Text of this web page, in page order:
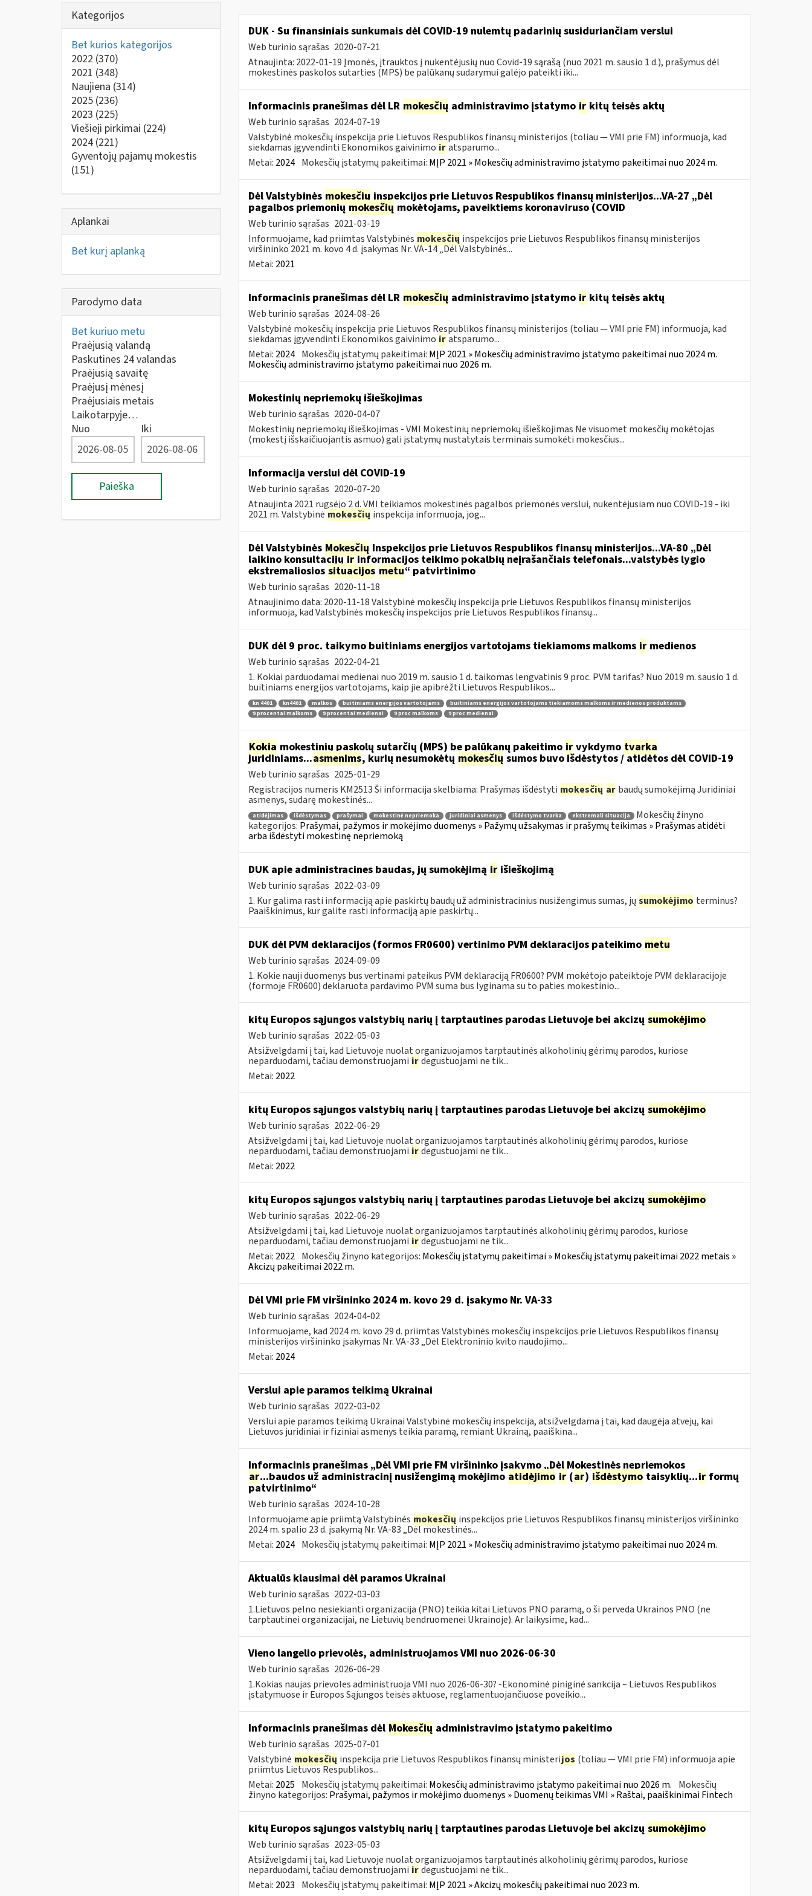
Kategorijos
Bet kurios kategorijos
2022 (370)
2021 (348)
Naujiena (314)
2025 (236)
2023 (225)
Viešieji pirkimai (224)
2024 (221)
Gyventojų pajamų mokestis
(151)
Aplankai
Bet kurį aplanką
Parodymo data
Bet kuriuo metu
Praėjusią valandą
Paskutines 24 valandas
Praėjusią savaitę
Praėjusį mėnesį
Praėjusiais metais
Laikotarpyje…
Nuo
Iki
Paieška
DUK - Su finansiniais sunkumais dėl COVID-19 nulemtų padarinių susiduriančiam verslui
Web turinio sąrašas 2020-07-21
Atnaujinta: 2022-01-19 Įmonės, įtrauktos į nukentėjusių nuo Covid-19 sąrašą (nuo 2021 m. sausio 1 d.), prašymus dėl
mokestinės paskolos sutarties (MPS) be palūkanų sudarymui galėjo pateikti iki...
Informacinis pranešimas dėl LR mokesčių administravimo įstatymo irkitų teisės aktų
Web turinio sąrašas 2024-07-19
Valstybinė mokesčių inspekcija prie Lietuvos Respublikos finansų ministerijos (toliau — VMI prie FM) informuoja, kad
siekdamas įgyvendinti Ekonomikos gaivinimo ir atsparumo...
Metai: 2024 Mokesčių įstatymų pakeitimai: MĮP 2021 » Mokesčių administravimo įstatymo pakeitimai nuo 2024 m.
Dėl Valstybinės mokesčiųinspekcijos prie Lietuvos Respublikos finansų ministerijos...VA-27 „Dėl
pagalbos priemoniųmokesčių mokėtojams, paveiktiems koronaviruso (COVID
Web turinio sąrašas 2021-03-19
Informuojame, kad priimtas Valstybinės mokesčių inspekcijos prie Lietuvos Respublikos finansų ministerijos
viršininko 2021 m. kovo 4 d. įsakymas Nr. VA-14 „Dėl Valstybinės...
Metai: 2021
Informacinis pranešimas dėl LR mokesčių administravimo įstatymo irkitų teisės aktų
Web turinio sąrašas 2024-08-26
Valstybinė mokesčių inspekcija prie Lietuvos Respublikos finansų ministerijos (toliau — VMI prie FM) informuoja, kad
siekdamas įgyvendinti Ekonomikos gaivinimo ir atsparumo...
Metai: 2024 Mokesčių įstatymų pakeitimai: MĮP 2021 » Mokesčių administravimo įstatymo pakeitimai nuo 2024 m.
Mokesčių administravimo įstatymo pakeitimai nuo 2026 m.
Mokestinių nepriemokų išieškojimas
Web turinio sąrašas 2020-04-07
Mokestinių nepriemokų išieškojimas - VMI Mokestinių nepriemokų išieškojimas Ne visuomet mokesčių mokėtojas
(mokestį išskaičiuojantis asmuo) gali įstatymų nustatytais terminais sumokėti mokesčius...
Informacija verslui dėl COVID-19
Web turinio sąrašas 2020-07-20
Atnaujinta 2021 rugsėjo 2 d. VMI teikiamos mokestinės pagalbos priemonės verslui, nukentėjusiam nuo COVID-19 - iki
2021 m. Valstybinė mokesčių inspekcija informuoja, jog...
Dėl Valstybinės Mokesčių Inspekcijos prie Lietuvos Respublikos finansų ministerijos...VA-80 „Dėl
laikino konsultacijųirinformacijos teikimo pokalbių neįrašančiais telefonais...valstybės lygio
ekstremaliosios situacijos metu“ patvirtinimo
Web turinio sąrašas 2020-11-18
Atnaujinimo data: 2020-11-18 Valstybinė mokesčių inspekcija prie Lietuvos Respublikos finansų ministerijos
informuoja, kad Valstybinės mokesčių inspekcijos prie Lietuvos Respublikos finansų...
DUK dėl 9 proc. taikymo buitiniams energijos vartotojams tiekiamoms malkoms irmedienos
Web turinio sąrašas 2022-04-21
1. Kokiai parduodamai medienai nuo 2019 m. sausio 1 d. taikomas lengvatinis 9 proc. PVM tarifas? Nuo 2019 m. sausio 1 d.
buitiniams energijos vartotojams, kaip jie apibrėžti Lietuvos Respublikos...
kn 4401 kn4401 malkos buitiniams energijos vartotojams
buitiniams energijos vartotojams tiekiamoms malkoms ir medienos produktams
9 procentai malkoms
9 procentai medienai 9 proc malkoms 9 proc medienai
Kokia mokestinių paskolų sutarčių (MPS) be palūkanų pakeitimo irvykdymo tvarka
juridiniams...asmenims, kurių nesumokėtų mokesčių sumos buvo išdėstytos / atidėtos dėl COVID-19
Web turinio sąrašas 2025-01-29
Registracijos numeris KM2513 Ši informacija skelbiama: Prašymas išdėstyti mokesčių ar baudų sumokėjimą Juridiniai
asmenys, sudarę mokestinės...
atidėjimas išdėstymas prašymai mokestinė nepriemoka juridiniai asmenys išdėstymo tvarka ekstremali situacija
Mokesčių žinyno
kategorijos: Prašymai, pažymos ir mokėjimo duomenys » Pažymų užsakymas ir prašymų teikimas » Prašymas atidėti
arba išdėstyti mokestinę nepriemoką
DUK apie administracines baudas, jų sumokėjimą irišieškojimą
Web turinio sąrašas 2022-03-09
1. Kur galima rasti informaciją apie paskirtų baudų už administracinius nusižengimus sumas, jų sumokėjimo terminus?
Paaiškinimus, kur galite rasti informaciją apie paskirtų...
DUK dėl PVM deklaracijos (formos FR0600) vertinimo PVM deklaracijos pateikimo metu
Web turinio sąrašas 2024-09-09
1. Kokie nauji duomenys bus vertinami pateikus PVM deklaraciją FR0600? PVM mokėtojo pateiktoje PVM deklaracijoje
(formoje FR0600) deklaruota pardavimo PVM suma bus lyginama su to paties mokestinio...
kitų Europos sąjungos valstybių narių į tarptautines parodas Lietuvoje bei akcizų sumokėjimo
Web turinio sąrašas 2022-05-03
Atsižvelgdami į tai, kad Lietuvoje nuolat organizuojamos tarptautinės alkoholinių gėrimų parodos, kuriose
neparduodami, tačiau demonstruojami ir degustuojami ne tik...
Metai: 2022
kitų Europos sąjungos valstybių narių į tarptautines parodas Lietuvoje bei akcizų sumokėjimo
Web turinio sąrašas 2022-06-29
Atsižvelgdami į tai, kad Lietuvoje nuolat organizuojamos tarptautinės alkoholinių gėrimų parodos, kuriose
neparduodami, tačiau demonstruojami ir degustuojami ne tik...
Metai: 2022
kitų Europos sąjungos valstybių narių į tarptautines parodas Lietuvoje bei akcizų sumokėjimo
Web turinio sąrašas 2022-06-29
Atsižvelgdami į tai, kad Lietuvoje nuolat organizuojamos tarptautinės alkoholinių gėrimų parodos, kuriose
neparduodami, tačiau demonstruojami ir degustuojami ne tik...
Metai: 2022 Mokesčių žinyno kategorijos: Mokesčių įstatymų pakeitimai » Mokesčių įstatymų pakeitimai 2022 metais »
Akcizų pakeitimai 2022 m.
Dėl VMI prie FM viršininko 2024 m. kovo 29 d. įsakymo Nr. VA-33
Web turinio sąrašas 2024-04-02
Informuojame, kad 2024 m. kovo 29 d. priimtas Valstybinės mokesčių inspekcijos prie Lietuvos Respublikos finansų
ministerijos viršininko įsakymas Nr. VA-33 „Dėl Elektroninio kvito naudojimo...
Metai: 2024
Verslui apie paramos teikimą Ukrainai
Web turinio sąrašas 2022-03-02
Verslui apie paramos teikimą Ukrainai Valstybinė mokesčių inspekcija, atsižvelgdama į tai, kad daugėja atvejų, kai
Lietuvos juridiniai ir fiziniai asmenys teikia paramą, remiant Ukrainą, paaiškina...
Informacinis pranešimas „Dėl VMI prie FM viršininko įsakymo „Dėl Mokestinės nepriemokos
ar...baudos už administracinį nusižengimą mokėjimo atidėjimo ir(ar) išdėstymo taisyklių...irformų
patvirtinimo“
Web turinio sąrašas 2024-10-28
Informuojame apie priimtą Valstybinės mokesčių inspekcijos prie Lietuvos Respublikos finansų ministerijos viršininko
2024 m. spalio 23 d. įsakymą Nr. VA-83 „Dėl mokestinės...
Metai: 2024 Mokesčių įstatymų pakeitimai: MĮP 2021 » Mokesčių administravimo įstatymo pakeitimai nuo 2024 m.
Aktualūs klausimai dėl paramos Ukrainai
Web turinio sąrašas 2022-03-03
1.Lietuvos pelno nesiekianti organizacija (PNO) teikia kitai Lietuvos PNO paramą, o ši perveda Ukrainos PNO (ne
tarptautinei organizacijai, ne Lietuvių bendruomenei Ukrainoje). Ar laikysime, kad...
Vieno langelio prievolės, administruojamos VMI nuo 2026-06-30
Web turinio sąrašas 2026-06-29
1.Kokias naujas prievoles administruoja VMI nuo 2026-06-30? -Ekonominė piniginė sankcija – Lietuvos Respublikos
įstatymuose ir Europos Sąjungos teisės aktuose, reglamentuojančiuose poveikio...
Informacinis pranešimas dėl Mokesčių administravimo įstatymo pakeitimo
Web turinio sąrašas 2025-07-01
Valstybinė mokesčių inspekcija prie Lietuvos Respublikos finansų ministerijos (toliau — VMI prie FM) informuoja apie
priimtus Lietuvos Respublikos...
Metai: 2025 Mokesčių įstatymų pakeitimai: Mokesčių administravimo įstatymo pakeitimai nuo 2026 m. Mokesčių
žinyno kategorijos: Prašymai, pažymos ir mokėjimo duomenys » Duomenų teikimas VMI » Raštai, paaiškinimai Fintech
kitų Europos sąjungos valstybių narių į tarptautines parodas Lietuvoje bei akcizų sumokėjimo
Web turinio sąrašas 2023-05-03
Atsižvelgdami į tai, kad Lietuvoje nuolat organizuojamos tarptautinės alkoholinių gėrimų parodos, kuriose
neparduodami, tačiau demonstruojami ir degustuojami ne tik...
Metai: 2023 Mokesčių įstatymų pakeitimai: MĮP 2021 » Akcizų mokesčių pakeitimai nuo 2023 m.